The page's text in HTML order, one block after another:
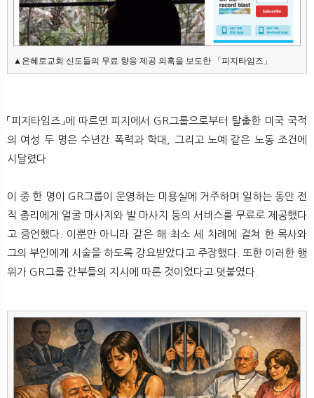
▲은혜로교회 신도들의 무료 향응 제공 의혹을 보도한 「피지타임즈」
「피지타임즈」에 따르면 피지에서 GR그룹으로부터 탈출한 미국 국적
의 여성 두 명은 수년간 폭력과 학대, 그리고 노예 같은 노동 조건에
시달렸다.
이 중 한 명이 GR그룹이 운영하는 미용실에 거주하며 일하는 동안 전
직 총리에게 얼굴 마사지와 발 마사지 등의 서비스를 무료로 제공했다
고 증언했다. 이뿐만 아니라 같은 해 최소 세 차례에 걸쳐 한 목사와
그의 부인에게 시술을 하도록 강요받았다고 주장했다. 또한 이러한 행
위가 GR그룹 간부들의 지시에 따른 것이었다고 덧붙였다.